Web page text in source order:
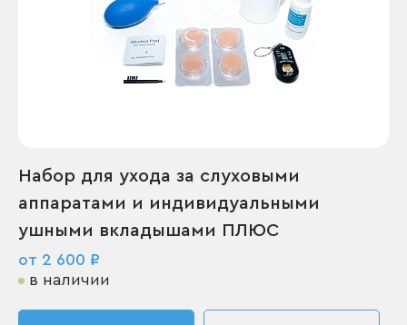
Набор для ухода за слуховыми
аппаратами и индивидуальными
ушными вкладышами ПЛЮС
от 2 600 ₽
в наличии